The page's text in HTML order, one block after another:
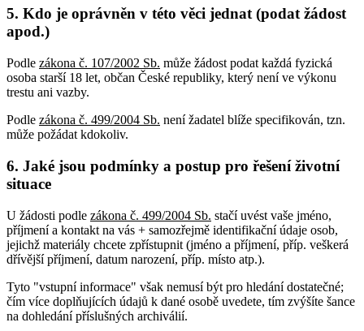
5. Kdo je oprávněn v této věci jednat (podat žádost
apod.)
Podle zákona č. 107/2002 Sb. může žádost podat každá fyzická
osoba starší 18 let, občan České republiky, který není ve výkonu
trestu ani vazby.
Podle zákona č. 499/2004 Sb. není žadatel blíže specifikován, tzn.
může požádat kdokoliv.
6. Jaké jsou podmínky a postup pro řešení životní
situace
U žádosti podle zákona č. 499/2004 Sb. stačí uvést vaše jméno,
příjmení a kontakt na vás + samozřejmě identifikační údaje osob,
jejichž materiály chcete zpřístupnit (jméno a příjmení, příp. veškerá
dřívější příjmení, datum narození, příp. místo atp.).
Tyto "vstupní informace" však nemusí být pro hledání dostatečné;
čím více doplňujících údajů k dané osobě uvedete, tím zvýšíte šance
na dohledání příslušných archiválií.